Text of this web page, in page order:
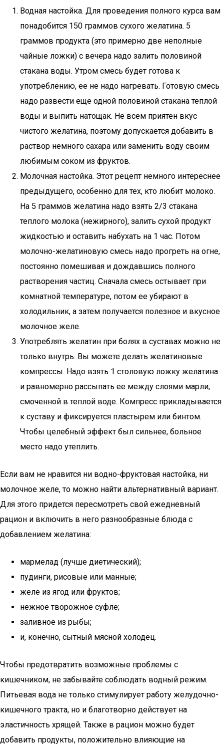
Водная настойка. Для проведения полного курса вам
понадобится 150 граммов сухого желатина. 5
граммов продукта (это примерно две неполные
чайные ложки) с вечера надо залить половиной
стакана воды. Утром смесь будет готова к
употреблению, ее не надо нагревать. Готовую смесь
надо развести еще одной половиной стакана теплой
воды и выпить натощак. Не всем приятен вкус
чистого желатина, поэтому допускается добавить в
раствор немного сахара или заменить воду своим
любимым соком из фруктов.
Молочная настойка. Этот рецепт немного интереснее
предыдущего, особенно для тех, кто любит молоко.
На 5 граммов желатина надо взять 2/3 стакана
теплого молока (нежирного), залить сухой продукт
жидкостью и оставить набухать на 1 час. Потом
молочно-желатиновую смесь надо прогреть на огне,
постоянно помешивая и дождавшись полного
растворения частиц. Сначала смесь остывает при
комнатной температуре, потом ее убирают в
холодильник, а затем получается полезное и вкусное
молочное желе.
Употреблять желатин при болях в суставах можно не
только внутрь. Вы можете делать желатиновые
компрессы. Надо взять 1 столовую ложку желатина
и равномерно рассыпать ее между слоями марли,
смоченной в теплой воде. Компресс прикладывается
к суставу и фиксируется пластырем или бинтом.
Чтобы целебный эффект был сильнее, больное
место надо утеплить.
Если вам не нравится ни водно-фруктовая настойка, ни
молочное желе, то можно найти альтернативный вариант.
Для этого придется пересмотреть свой ежедневный
рацион и включить в него разнообразные блюда с
добавлением желатина:
мармелад (лучше диетический);
пудинги, рисовые или манные;
желе из ягод или фруктов;
нежное творожное суфле;
заливное из рыбы;
и, конечно, сытный мясной холодец.
Чтобы предотвратить возможные проблемы с
кишечником, не забывайте соблюдать водный режим.
Питьевая вода не только стимулирует работу желудочно-
кишечного тракта, но и благотворно действует на
эластичность хрящей. Также в рацион можно будет
добавить продукты, положительно влияющие на